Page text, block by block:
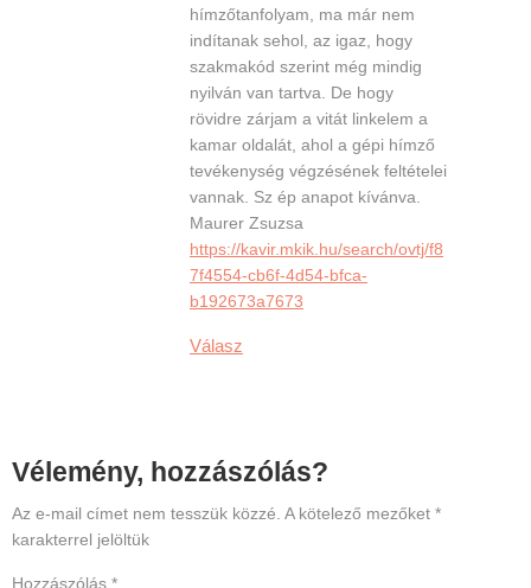
hímzőtanfolyam, ma már nem
indítanak sehol, az igaz, hogy
szakmakód szerint még mindig
nyilván van tartva. De hogy
rövidre zárjam a vitát linkelem a
kamar oldalát, ahol a gépi hímző
tevékenység végzésének feltételei
vannak. Sz ép anapot kívánva.
Maurer Zsuzsa
https://kavir.mkik.hu/search/ovtj/f8
7f4554-cb6f-4d54-bfca-
b192673a7673
Válasz
Vélemény, hozzászólás?
Az e-mail címet nem tesszük közzé. A kötelező mezőket *
karakterrel jelöltük
Hozzászólás *